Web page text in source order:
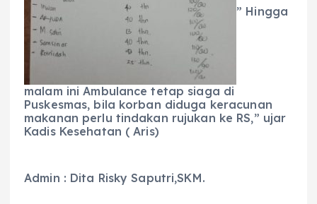
” Hingga
malam ini Ambulance tetap siaga di
Puskesmas, bila korban diduga keracunan
makanan perlu tindakan rujukan ke RS,” ujar
Kadis Kesehatan ( Aris)
Admin : Dita Risky Saputri,SKM.